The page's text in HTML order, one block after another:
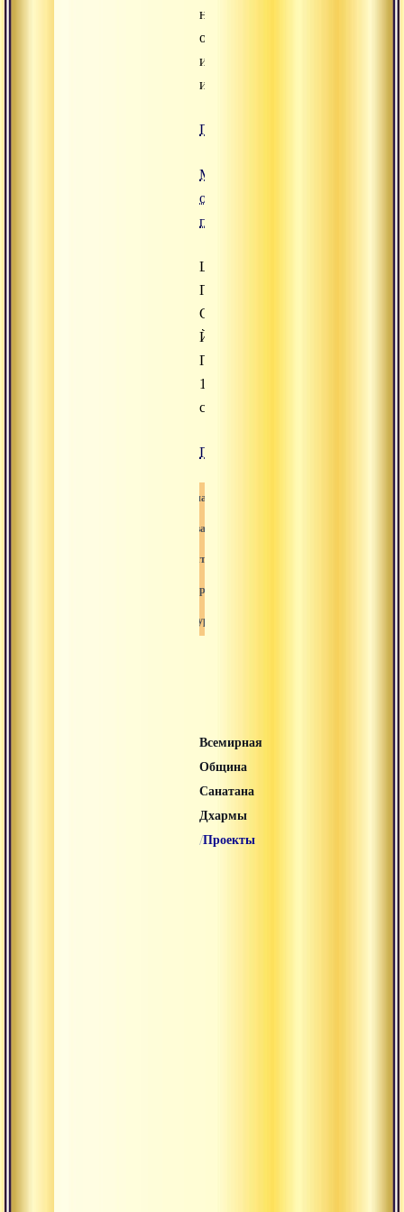
на
основе
иконописных
изображений...
Подробнее
Международная
организация
последователей
Шива
Прабхакара
Сиддха
Йоги
Парамахамса
15
сентября...
Подробнее
Санатана дхарма
Адвайта
Медитация
Карма
Гуру
Всемирная
Община
Санатана
Дхармы
/Проекты